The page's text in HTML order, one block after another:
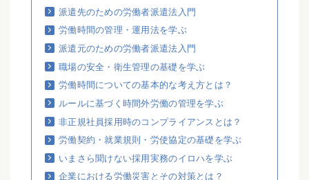
派遣先のための労働者派遣法入門
労働時間の管理・運用法を学ぶ
派遣元のための労働者派遣法入門
職場の安全・衛生管理の基礎を学ぶ
労働時間についての基本的な考え方とは？
ルールに基づく時間外労働の管理を学ぶ
非正規社員採用時のコンプライアンスとは？
労働契約・就業規則・労使協定の基礎を学ぶ
いまさら聞けない採用実務のイロハを学ぶ
企業における労働災害とその対策とは？